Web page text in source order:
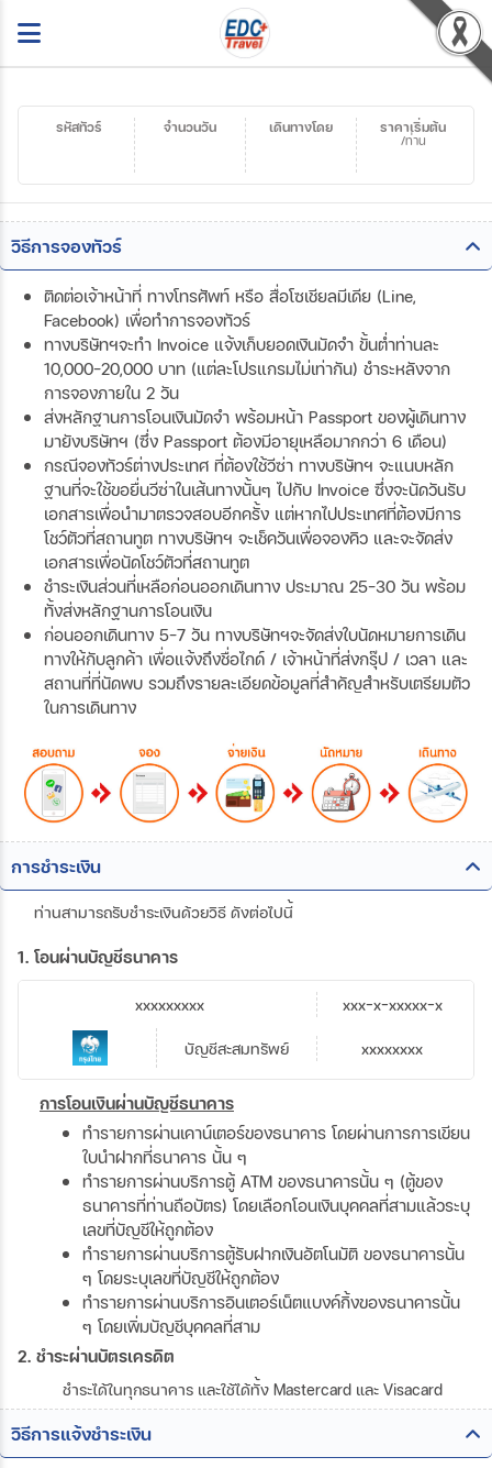
รหัสทัวร์ จำนวนวัน ราคาเริ่มต้น
/ท่าน
เดินทางโดย
วิธีการจองทัวร์
ติดต่อเจ้าหน้าที่ ทางโทรศัพท์ หรือ สื่อโซเชียลมีเดีย (Line,
Facebook) เพื่อทำการจองทัวร์
ทางบริษัทฯจะทำ Invoice แจ้งเก็บยอดเงินมัดจำ ขั้นต่ำท่านละ
10,000-20,000 บาท (แต่ละโปรแกรมไม่เท่ากัน) ชำระหลังจาก
การจองภายใน 2 วัน
ส่งหลักฐานการโอนเงินมัดจำ พร้อมหน้า Passport ของผู้เดินทาง
มายังบริษัทฯ (ซึ่ง Passport ต้องมีอายุเหลือมากกว่า 6 เดือน)
กรณีจองทัวร์ต่างประเทศ ที่ต้องใช้วีซ่า ทางบริษัทฯ จะแนบหลัก
ฐานที่จะใช้ขอยื่นวีซ่าในเส้นทางนั้นๆ ไปกับ Invoice ซึ่งจะนัดวันรับ
เอกสารเพื่อนำมาตรวจสอบอีกครั้ง แต่หากไปประเทศที่ต้องมีการ
โชว์ตัวที่สถานทูต ทางบริษัทฯ จะเช็ควันเพื่อจองคิว และจะจัดส่ง
เอกสารเพื่อนัดโชว์ตัวที่สถานทูต
ชำระเงินส่วนที่เหลือก่อนออกเดินทาง ประมาณ 25-30 วัน พร้อม
ทั้งส่งหลักฐานการโอนเงิน
ก่อนออกเดินทาง 5-7 วัน ทางบริษัทฯจะจัดส่งใบนัดหมายการเดิน
ทางให้กับลูกค้า เพื่อแจ้งถึงชื่อไกด์ / เจ้าหน้าที่ส่งกรุ๊ป / เวลา และ
สถานที่ที่นัดพบ รวมถึงรายละเอียดข้อมูลที่สำคัญสำหรับเตรียมตัว
ในการเดินทาง
การชำระเงิน
ท่านสามารถรับชำระเงินด้วยวิธี ดังต่อไปนี้
1. โอนผ่านบัญชีธนาคาร
บัญชีสะสมทรัพย์
xxxxxxxxx
xxxxxxxx
xxx-x-xxxxx-x
การโอนเงินผ่านบัญชีธนาคาร
ทำรายการผ่านเคาน์เตอร์ของธนาคาร โดยผ่านการการเขียน
ใบนำฝากที่ธนาคาร นั้น ๆ
ทำรายการผ่านบริการตู้ ATM ของธนาคารนั้น ๆ (ตู้ของ
ธนาคารที่ท่านถือบัตร) โดยเลือกโอนเงินบุคคลที่สามแล้วระบุ
เลขที่บัญชีให้ถูกต้อง
ทำรายการผ่านบริการตู้รับฝากเงินอัตโนมัติ ของธนาคารนั้น
ๆ โดยระบุเลขที่บัญชีให้ถูกต้อง
ทำรายการผ่านบริการอินเตอร์เน็ตแบงค์กิ้งของธนาคารนั้น
ๆ โดยเพิ่มบัญชีบุคคลที่สาม
2. ชำระผ่านบัตรเครดิต
ชำระได้ในทุกธนาคาร และใช้ได้ทั้ง Mastercard และ Visacard
วิธีการแจ้งชำระเงิน